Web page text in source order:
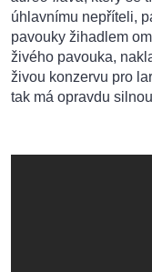
úhlavnímu nepříteli,
pavouky žihadlem
živého pavouka,
živou konzervu pro
tak má opravdu